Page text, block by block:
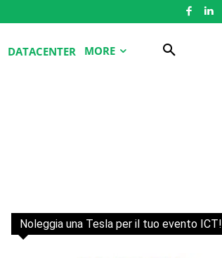
DATACENTER MORE
Noleggia una Tesla per il tuo evento ICT!